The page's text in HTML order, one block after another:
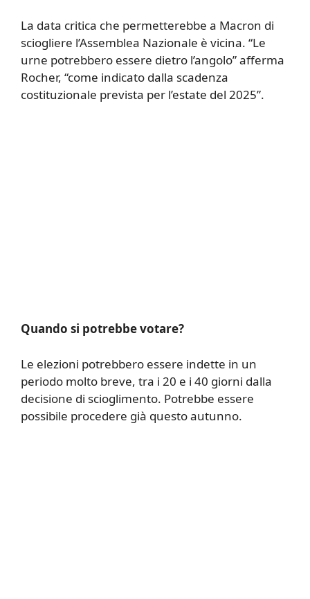
La data critica che permetterebbe a Macron di
sciogliere l’Assemblea Nazionale è vicina. “Le
urne potrebbero essere dietro l’angolo” afferma
Rocher, “come indicato dalla scadenza
costituzionale prevista per l’estate del 2025”.
Quando si potrebbe votare?
Le elezioni potrebbero essere indette in un
periodo molto breve, tra i 20 e i 40 giorni dalla
decisione di scioglimento. Potrebbe essere
possibile procedere già questo autunno.